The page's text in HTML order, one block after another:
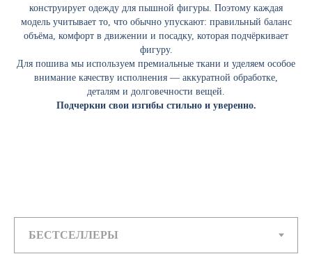
конструирует одежду для пышной фигуры. Поэтому каждая
модель учитывает то, что обычно упускают: правильный баланс
объёма, комфорт в движении и посадку, которая подчёркивает
фигуру.
Для пошива мы используем премиальные ткани и уделяем особое
внимание качеству исполнения — аккуратной обработке,
деталям и долговечности вещей.
Подчеркни свои изгибы стильно и уверенно.